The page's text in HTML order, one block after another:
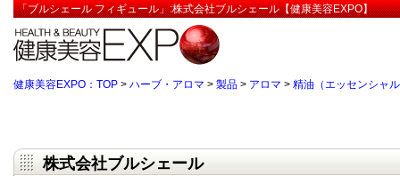
「ブルシェール フィギュール」:株式会社ブルシェール【健康美容EXPO】
健康美容EXPO：TOP > ハーブ・アロマ > 製品 > アロマ > 精油（エッセンシャ
株式会社ブルシェール